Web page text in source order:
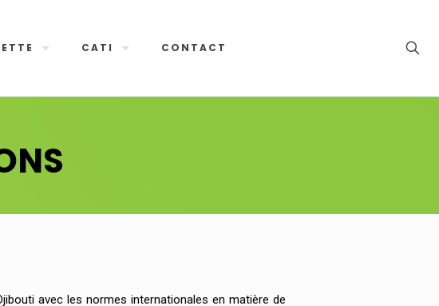
CATI CONTACT
avec les normes internationales en matière de